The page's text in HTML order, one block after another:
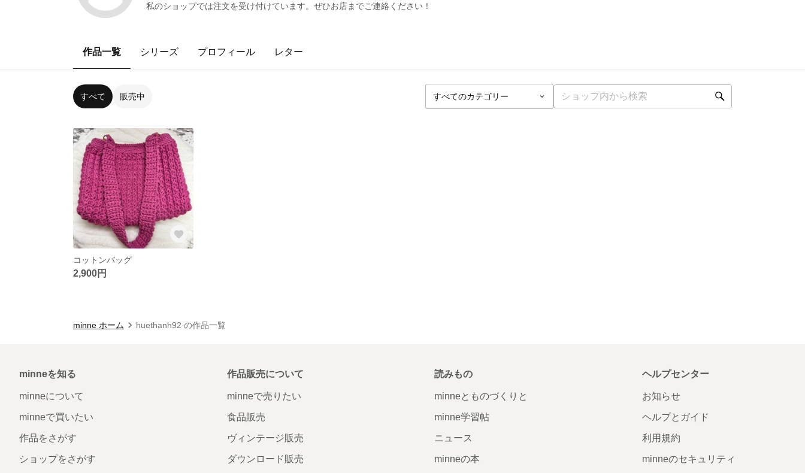
私のショップでは注文を受け付けています。ぜひお店までご連絡ください！
作品一覧 シリーズ プロフィール レター
すべて 販売中
コットンバッグ
2,900円
minne ホーム huethanh92 の作品一覧
minneを知る
minneについて
minneで買いたい
作品をさがす
ショップをさがす
作品販売について
minneで売りたい
食品販売
ヴィンテージ販売
ダウンロード販売
読みもの
minneとものづくりと
minne学習帖
ニュース
minneの本
ヘルプセンター
お知らせ
ヘルプとガイド
利用規約
minneのセキュリティ